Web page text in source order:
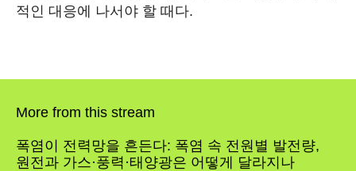
적인 대응에 나서야 할 때다.
More from this stream
폭염이 전력망을 흔든다: 폭염 속 전원별 발전량,
원전과 가스·풍력·태양광은 어떻게 달라지나